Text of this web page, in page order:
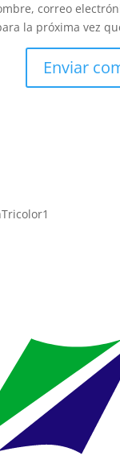
correo
la próxima vez